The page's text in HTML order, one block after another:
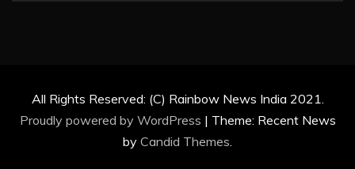
All Rights Reserved: (C) Rainbow News India 2021.
Proudly powered by WordPress | Theme: Recent News
by Candid Themes